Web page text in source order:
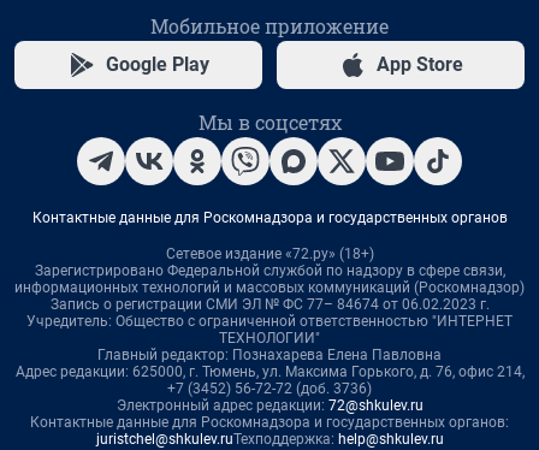
Мобильное приложение
Google Play App Store
Мы в соцсетях
Контактные данные для Роскомнадзора и государственных органов
Сетевое издание «72.ру» (18+)
Зарегистрировано Федеральной службой по надзору в сфере связи,
информационных технологий и массовых коммуникаций (Роскомнадзор)
Запись о регистрации СМИ ЭЛ № ФС 77– 84674 от 06.02.2023 г.
Учредитель: Общество с ограниченной ответственностью "ИНТЕРНЕТ
ТЕХНОЛОГИИ"
Главный редактор: Познахарева Елена Павловна
Адрес редакции: 625000, г. Тюмень, ул. Максима Горького, д. 76, офис 214,
+7 (3452) 56-72-72 (доб. 3736)
Электронный адрес редакции: 72@shkulev.ru
Контактные данные для Роскомнадзора и государственных органов:
juristchel@shkulev.ruТехподдержка: help@shkulev.ru